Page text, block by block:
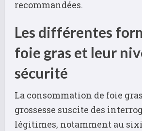
recommandées.
Les différentes
foie gras et leur
sécurité
La consommation de foie
grossesse suscite des
légitimes, notamment au